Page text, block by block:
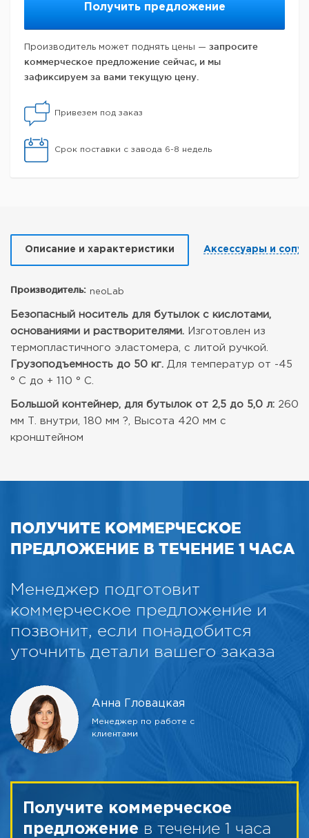
Получить предложение
Производитель может поднять цены — запросите
коммерческое предложение сейчас, и мы
зафиксируем за вами текущую цену.
Привезем под заказ
Срок поставки с завода 6-8 недель
Описание и характеристики Аксессуары и
Производитель: neoLab
Безопасный носитель для бутылок с кислотами,
основаниями и растворителями.
Изготовлен из
термопластичного эластомера, с литой ручкой.
Грузоподъемность до 50 кг. Для температур от -45
° С до + 110 ° С.
Большой контейнер, для бутылок от 2,5 до 5,0 л: 260
мм Т. внутри, 180 мм ?,
Высота 420 мм с
кронштейном
ПОЛУЧИТЕ КОММЕРЧЕСКОЕ
ПРЕДЛОЖЕНИЕ В ТЕЧЕНИЕ 1 ЧАСА
Менеджер подготовит
коммерческое предложение и
позвонит, если понадобится
уточнить детали вашего заказа
Анна Гловацкая
Менеджер по работе с
клиентами
Получите коммерческое
предложение в течение 1 часа